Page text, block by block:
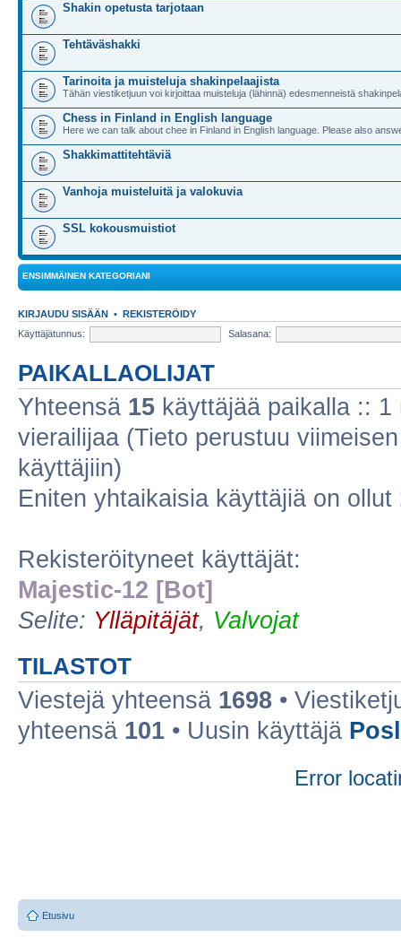
Shakin opetusta tarjotaan
Tehtäväshakki
Tarinoita ja muisteluja shakinpelaajista
Tähän viestiketjuun voi kirjoittaa muisteluja (lähinnä) edesmenneistä
Chess in Finland in English language
Here we can talk about chee in Finland in English language. Please also
Shakkimattitehtäviä
Vanhoja muisteluitä ja valokuvia
SSL kokousmuistiot
ENSIMMÄINEN KATEGORIANI
KIRJAUDU SISÄÄN • REKISTERÖIDY
Käyttäjätunnus:
Salasana:
PAIKALLAOLIJAT
Yhteensä 15 käyttäjää paikalla ::
vierailijaa (Tieto perustuu
käyttäjiin)
Eniten yhtaikaisia käyttäjiä on ollut
Rekisteröityneet käyttäjät:
Majestic-12 [Bot]
Selite: Ylläpitäjät, Valvojat
TILASTOT
Viestejä yhteensä 1698 •
yhteensä 101 • Uusin käyttäjä
Error
Etusivu